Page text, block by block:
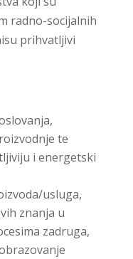
radno-socijalnih
prihvatljivi
te
i energetski
usluga,
znanja u
zadruga,